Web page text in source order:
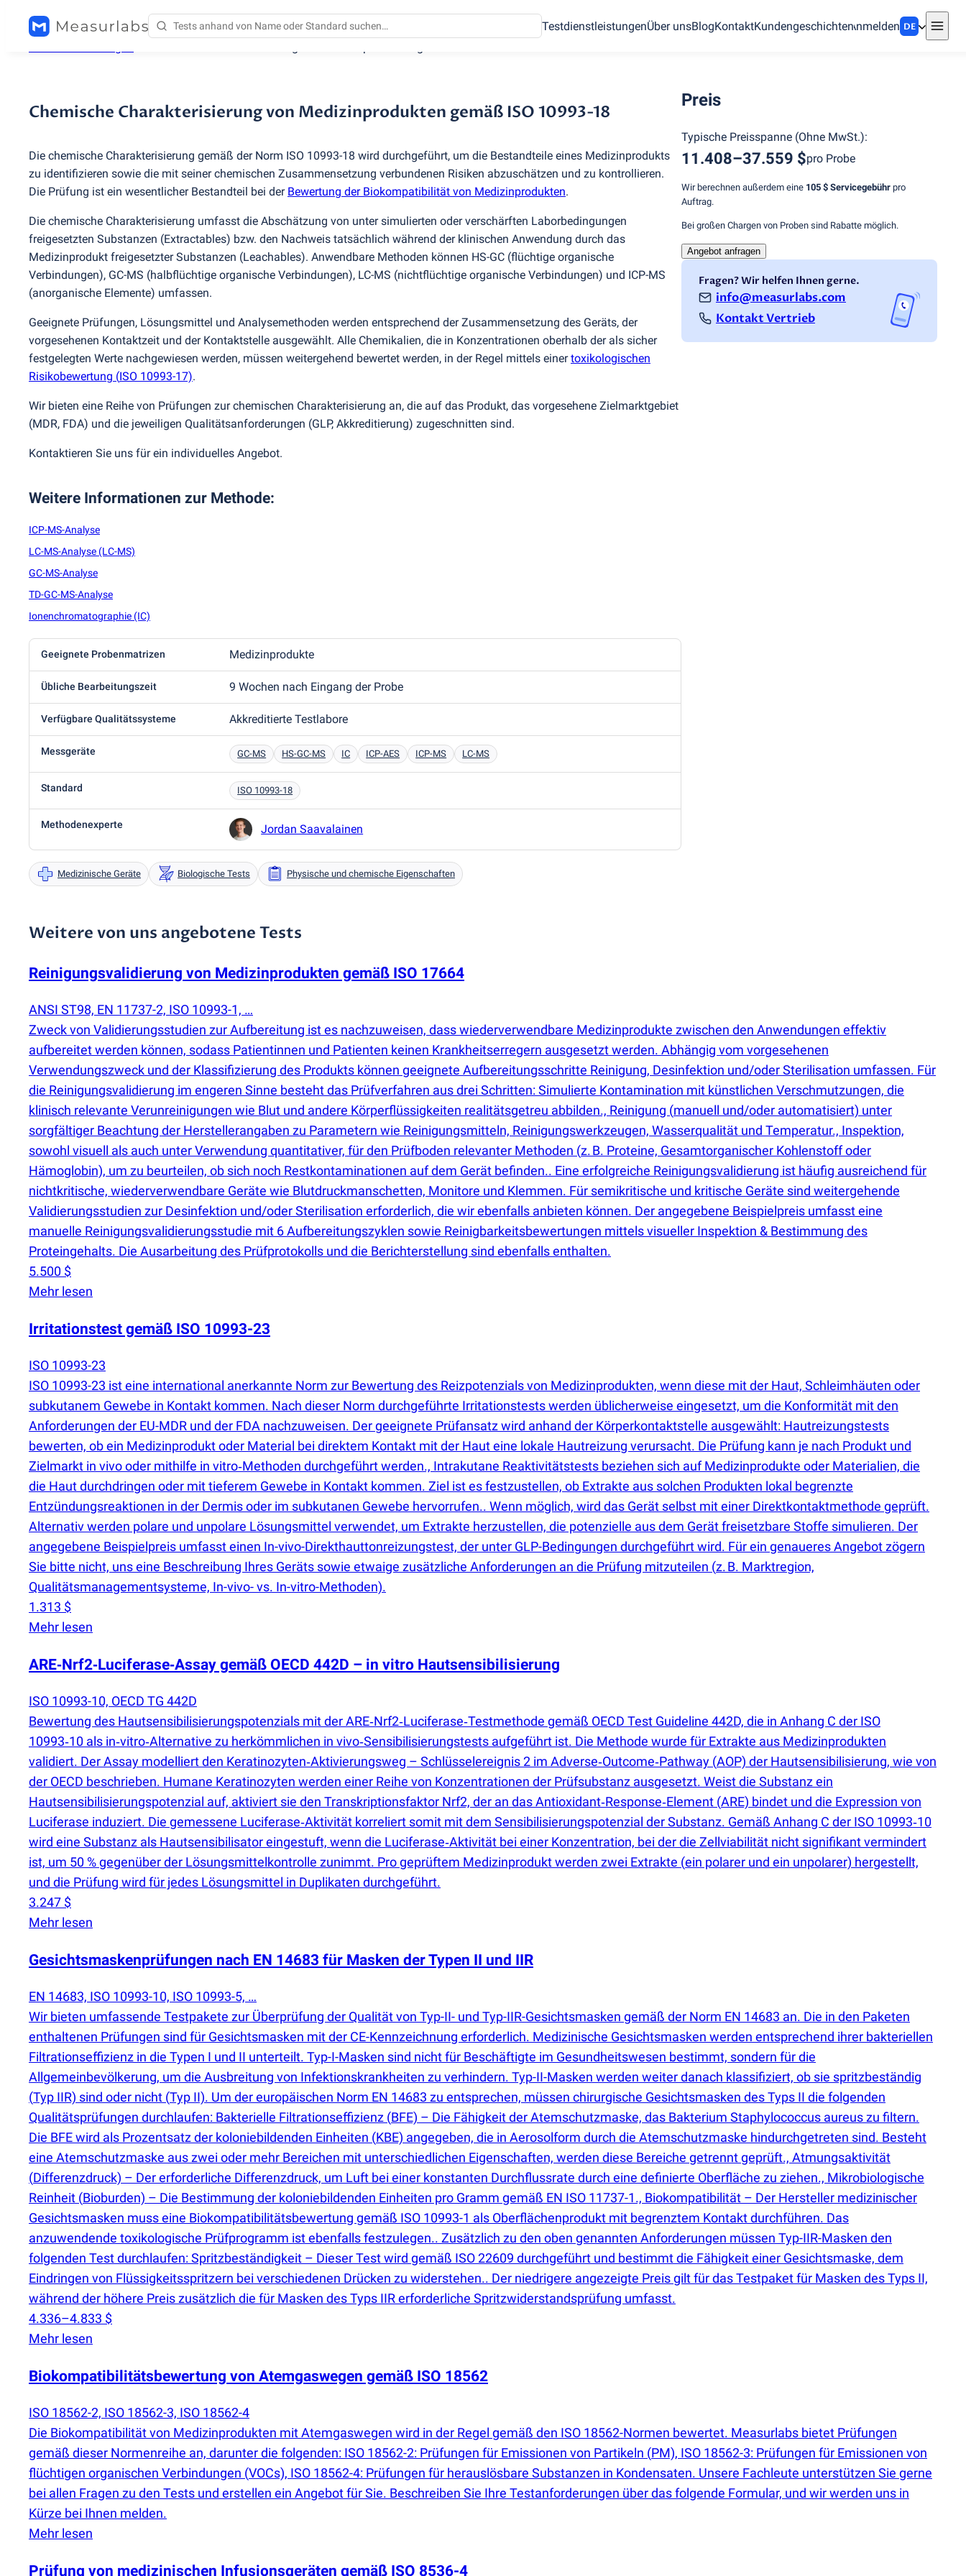
TestdienstleistungenÜber unsBlogKontaktKundengeschichtenAnmelden DE
Chemische Charakterisierung von Medizinprodukten gemäß ISO 10993-18
Die chemische Charakterisierung gemäß der Norm ISO 10993-18 wird durchgeführt, um die Bestandteile eines Medizinprodukts
zu identifizieren sowie die mit seiner chemischen Zusammensetzung verbundenen Risiken abzuschätzen und zu kontrollieren.
Die Prüfung ist ein wesentlicher Bestandteil bei der Bewertung der Biokompatibilität von Medizinprodukten.
Die chemische Charakterisierung umfasst die Abschätzung von unter simulierten oder verschärften Laborbedingungen
freigesetzten Substanzen (Extractables) bzw. den Nachweis tatsächlich während der klinischen Anwendung durch das
Medizinprodukt freigesetzter Substanzen (Leachables). Anwendbare Methoden können HS-GC (flüchtige organische
Verbindungen), GC-MS (halbflüchtige organische Verbindungen), LC-MS (nichtflüchtige organische Verbindungen) und ICP-MS
(anorganische Elemente) umfassen.
Geeignete Prüfungen, Lösungsmittel und Analysemethoden werden entsprechend der Zusammensetzung des Geräts, der
vorgesehenen Kontaktzeit und der Kontaktstelle ausgewählt. Alle Chemikalien, die in Konzentrationen oberhalb der als sicher
festgelegten Werte nachgewiesen werden, müssen weitergehend bewertet werden, in der Regel mittels einertoxikologischen
Risikobewertung (ISO 10993-17).
Wir bieten eine Reihe von Prüfungen zur chemischen Charakterisierung an, die auf das Produkt, das vorgesehene Zielmarktgebiet
(MDR, FDA) und die jeweiligen Qualitätsanforderungen (GLP, Akkreditierung) zugeschnitten sind.
Kontaktieren Sie uns für ein individuelles Angebot.
Weitere Informationen zur Methode:
ICP-MS-Analyse
LC-MS-Analyse (LC-MS)
GC-MS-Analyse
TD-GC-MS-Analyse
Ionenchromatographie (IC)
Geeignete Probenmatrizen Medizinprodukte
Übliche Bearbeitungszeit 9 Wochen nach Eingang der Probe
Verfügbare Qualitätssysteme Akkreditierte Testlabore
Messgeräte GC-MS HS-GC-MS IC ICP-AES ICP-MS LC-MS
Standard ISO 10993-18
Methodenexperte Jordan Saavalainen
Medizinische Geräte Biologische Tests Physische und chemische Eigenschaften
Preis
Typische Preisspanne (Ohne MwSt.):
11.408–37.559 $pro Probe
Wir berechnen außerdem eine 105 $ Servicegebühr pro
Auftrag.
Bei großen Chargen von Proben sind Rabatte möglich.
Angebot anfragen
Fragen? Wir helfen Ihnen gerne.
info@measurlabs.com
Kontakt Vertrieb
Weitere von uns angebotene Tests
Reinigungsvalidierung von Medizinprodukten gemäß ISO 17664
ANSI ST98, EN 11737-2, ISO 10993-1, …
Zweck von Validierungsstudien zur Aufbereitung ist es nachzuweisen, dass wiederverwendbare Medizinprodukte zwischen den Anwendungen effektiv
aufbereitet werden können, sodass Patientinnen und Patienten keinen Krankheitserregern ausgesetzt werden. Abhängig vom vorgesehenen
Verwendungszweck und der Klassifizierung des Produkts können geeignete Aufbereitungsschritte Reinigung, Desinfektion und/oder Sterilisation umfassen. Für
die Reinigungsvalidierung im engeren Sinne besteht das Prüfverfahren aus drei Schritten: Simulierte Kontamination mit künstlichen Verschmutzungen, die
klinisch relevante Verunreinigungen wie Blut und andere Körperflüssigkeiten realitätsgetreu abbilden., Reinigung (manuell und/oder automatisiert) unter
sorgfältiger Beachtung der Herstellerangaben zu Parametern wie Reinigungsmitteln, Reinigungswerkzeugen, Wasserqualität und Temperatur., Inspektion,
sowohl visuell als auch unter Verwendung quantitativer, für den Prüfboden relevanter Methoden (z. B. Proteine, Gesamtorganischer Kohlenstoff oder
Hämoglobin), um zu beurteilen, ob sich noch Restkontaminationen auf dem Gerät befinden.. Eine erfolgreiche Reinigungsvalidierung ist häufig ausreichend für
nichtkritische, wiederverwendbare Geräte wie Blutdruckmanschetten, Monitore und Klemmen. Für semikritische und kritische Geräte sind weitergehende
Validierungsstudien zur Desinfektion und/oder Sterilisation erforderlich, die wir ebenfalls anbieten können. Der angegebene Beispielpreis umfasst eine
manuelle Reinigungsvalidierungsstudie mit 6 Aufbereitungszyklen sowie Reinigbarkeitsbewertungen mittels visueller Inspektion & Bestimmung des
Proteingehalts. Die Ausarbeitung des Prüfprotokolls und die Berichterstellung sind ebenfalls enthalten.
5.500 $
Mehr lesen
Irritationstest gemäß ISO 10993-23
ISO 10993-23
ISO 10993-23 ist eine international anerkannte Norm zur Bewertung des Reizpotenzials von Medizinprodukten, wenn diese mit der Haut, Schleimhäuten oder
subkutanem Gewebe in Kontakt kommen. Nach dieser Norm durchgeführte Irritationstests werden üblicherweise eingesetzt, um die Konformität mit den
Anforderungen der EU-MDR und der FDA nachzuweisen. Der geeignete Prüfansatz wird anhand der Körperkontaktstelle ausgewählt: Hautreizungstests
bewerten, ob ein Medizinprodukt oder Material bei direktem Kontakt mit der Haut eine lokale Hautreizung verursacht. Die Prüfung kann je nach Produkt und
Zielmarkt in vivo oder mithilfe in vitro‑Methoden durchgeführt werden., Intrakutane Reaktivitätstests beziehen sich auf Medizinprodukte oder Materialien, die
die Haut durchdringen oder mit tieferem Gewebe in Kontakt kommen. Ziel ist es festzustellen, ob Extrakte aus solchen Produkten lokal begrenzte
Entzündungsreaktionen in der Dermis oder im subkutanen Gewebe hervorrufen.. Wenn möglich, wird das Gerät selbst mit einer Direktkontaktmethode geprüft.
Alternativ werden polare und unpolare Lösungsmittel verwendet, um Extrakte herzustellen, die potenzielle aus dem Gerät freisetzbare Stoffe simulieren. Der
angegebene Beispielpreis umfasst einen In-vivo-Direkthauttonreizungstest, der unter GLP-Bedingungen durchgeführt wird. Für ein genaueres Angebot zögern
Sie bitte nicht, uns eine Beschreibung Ihres Geräts sowie etwaige zusätzliche Anforderungen an die Prüfung mitzuteilen (z. B. Marktregion,
Qualitätsmanagementsysteme, In-vivo- vs. In-vitro-Methoden).
1.313 $
Mehr lesen
ARE‑Nrf2‑Luciferase‑Assay gemäß OECD 442D – in vitro Hautsensibilisierung
ISO 10993-10, OECD TG 442D
Bewertung des Hautsensibilisierungspotenzials mit der ARE‑Nrf2‑Luciferase‑Testmethode gemäß OECD Test Guideline 442D, die in Anhang C der ISO
10993‑10 als in‑vitro‑Alternative zu herkömmlichen in vivo‑Sensibilisierungstests aufgeführt ist. Die Methode wurde für Extrakte aus Medizinprodukten
validiert. Der Assay modelliert den Keratinozyten‑Aktivierungsweg – Schlüsselereignis 2 im Adverse‑Outcome‑Pathway (AOP) der Hautsensibilisierung, wie von
der OECD beschrieben. Humane Keratinozyten werden einer Reihe von Konzentrationen der Prüfsubstanz ausgesetzt. Weist die Substanz ein
Hautsensibilisierungspotenzial auf, aktiviert sie den Transkriptionsfaktor Nrf2, der an das Antioxidant‑Response‑Element (ARE) bindet und die Expression von
Luciferase induziert. Die gemessene Luciferase‑Aktivität korreliert somit mit dem Sensibilisierungspotenzial der Substanz. Gemäß Anhang C der ISO 10993‑10
wird eine Substanz als Hautsensibilisator eingestuft, wenn die Luciferase‑Aktivität bei einer Konzentration, bei der die Zellviabilität nicht signifikant vermindert
ist, um 50 % gegenüber der Lösungsmittelkontrolle zunimmt. Pro geprüftem Medizinprodukt werden zwei Extrakte (ein polarer und ein unpolarer) hergestellt,
und die Prüfung wird für jedes Lösungsmittel in Duplikaten durchgeführt.
3.247 $
Mehr lesen
Gesichtsmaskenprüfungen nach EN 14683 für Masken der Typen II und IIR
EN 14683, ISO 10993-10, ISO 10993-5, …
Wir bieten umfassende Testpakete zur Überprüfung der Qualität von Typ-II- und Typ-IIR-Gesichtsmasken gemäß der Norm EN 14683 an. Die in den Paketen
enthaltenen Prüfungen sind für Gesichtsmasken mit der CE-Kennzeichnung erforderlich. Medizinische Gesichtsmasken werden entsprechend ihrer bakteriellen
Filtrationseffizienz in die Typen I und II unterteilt. Typ-I-Masken sind nicht für Beschäftigte im Gesundheitswesen bestimmt, sondern für die
Allgemeinbevölkerung, um die Ausbreitung von Infektionskrankheiten zu verhindern. Typ-II-Masken werden weiter danach klassifiziert, ob sie spritzbeständig
(Typ IIR) sind oder nicht (Typ II). Um der europäischen Norm EN 14683 zu entsprechen, müssen chirurgische Gesichtsmasken des Typs II die folgenden
Qualitätsprüfungen durchlaufen: Bakterielle Filtrationseffizienz (BFE) – Die Fähigkeit der Atemschutzmaske, das Bakterium Staphylococcus aureus zu filtern.
Die BFE wird als Prozentsatz der koloniebildenden Einheiten (KBE) angegeben, die in Aerosolform durch die Atemschutzmaske hindurchgetreten sind. Besteht
eine Atemschutzmaske aus zwei oder mehr Bereichen mit unterschiedlichen Eigenschaften, werden diese Bereiche getrennt geprüft., Atmungsaktivität
(Differenzdruck) – Der erforderliche Differenzdruck, um Luft bei einer konstanten Durchflussrate durch eine definierte Oberfläche zu ziehen., Mikrobiologische
Reinheit (Bioburden) – Die Bestimmung der koloniebildenden Einheiten pro Gramm gemäß EN ISO 11737-1., Biokompatibilität – Der Hersteller medizinischer
Gesichtsmasken muss eine Biokompatibilitätsbewertung gemäß ISO 10993-1 als Oberflächenprodukt mit begrenztem Kontakt durchführen. Das
anzuwendende toxikologische Prüfprogramm ist ebenfalls festzulegen.. Zusätzlich zu den oben genannten Anforderungen müssen Typ-IIR-Masken den
folgenden Test durchlaufen: Spritzbeständigkeit – Dieser Test wird gemäß ISO 22609 durchgeführt und bestimmt die Fähigkeit einer Gesichtsmaske, dem
Eindringen von Flüssigkeitsspritzern bei verschiedenen Drücken zu widerstehen.. Der niedrigere angezeigte Preis gilt für das Testpaket für Masken des Typs II,
während der höhere Preis zusätzlich die für Masken des Typs IIR erforderliche Spritzwiderstandsprüfung umfasst.
4.336–4.833 $
Mehr lesen
Biokompatibilitätsbewertung von Atemgaswegen gemäß ISO 18562
ISO 18562-2, ISO 18562-3, ISO 18562-4
Die Biokompatibilität von Medizinprodukten mit Atemgaswegen wird in der Regel gemäß den ISO 18562-Normen bewertet. Measurlabs bietet Prüfungen
gemäß dieser Normenreihe an, darunter die folgenden: ISO 18562-2: Prüfungen für Emissionen von Partikeln (PM), ISO 18562-3: Prüfungen für Emissionen von
flüchtigen organischen Verbindungen (VOCs), ISO 18562-4: Prüfungen für herauslösbare Substanzen in Kondensaten. Unsere Fachleute unterstützen Sie gerne
bei allen Fragen zu den Tests und erstellen ein Angebot für Sie. Beschreiben Sie Ihre Testanforderungen über das folgende Formular, und wir werden uns in
Kürze bei Ihnen melden.
Mehr lesen
Prüfung von medizinischen Infusionsgeräten gemäß ISO 8536-4